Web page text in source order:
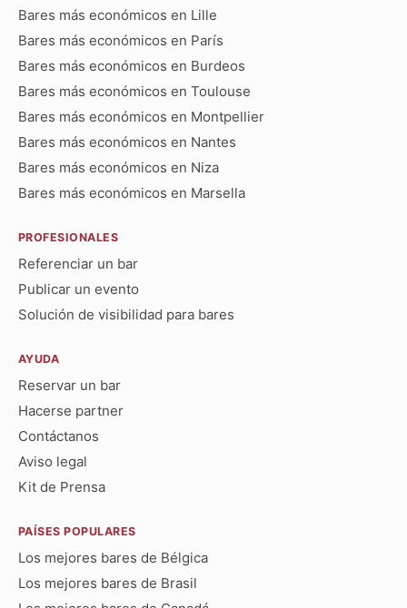
Bares más económicos en Lille
Bares más económicos en París
Bares más económicos en Burdeos
Bares más económicos en Toulouse
Bares más económicos en Montpellier
Bares más económicos en Nantes
Bares más económicos en Niza
Bares más económicos en Marsella
PROFESIONALES
Referenciar un bar
Publicar un evento
Solución de visibilidad para bares
AYUDA
Reservar un bar
Hacerse partner
Contáctanos
Aviso legal
Kit de Prensa
PAÍSES POPULARES
Los mejores bares de Bélgica
Los mejores bares de Brasil